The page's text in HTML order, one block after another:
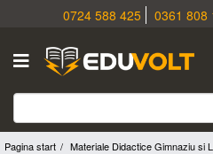
0724 588 425 0361 808
Pagina start Materiale Didactice Gimnaziu si